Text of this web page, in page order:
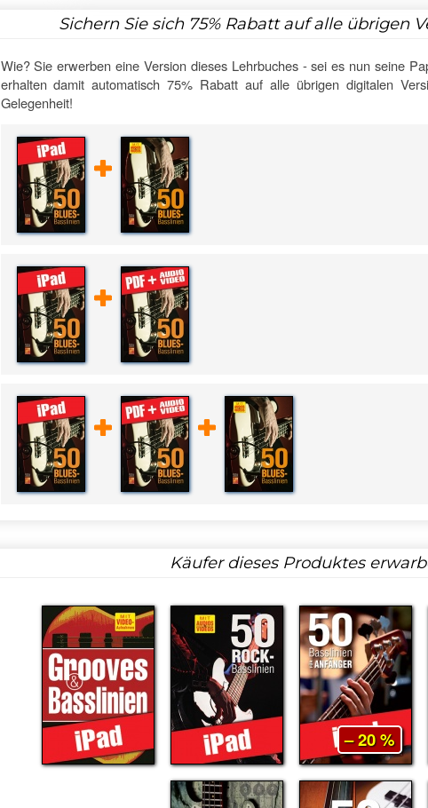
Sichern Sie sich 75%Rabatt auf alle übrigen
Wie? Sie erwerben eine Version dieses Lehrbuches - sei es nun seine
erhalten damit automatisch 75% Rabatt auf alle übrigen digitalen
Gelegenheit!
Käufer dieses Produktes
– 20 %